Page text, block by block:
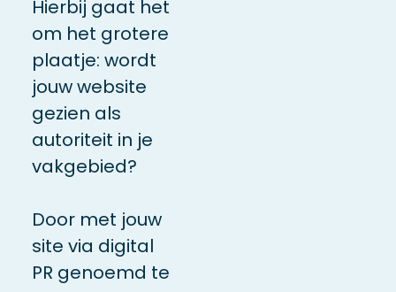
Hierbij gaat het
om het grotere
plaatje: wordt
jouw website
gezien als
autoriteit in je
vakgebied?
Door met jouw
site via digital
PR genoemd te